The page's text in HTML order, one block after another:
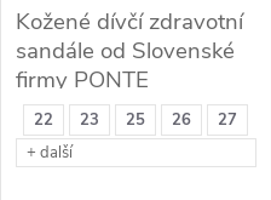
22 23 25 26
27
+ další
Kožené dívčí zdravotní
sandále od Slovenské
firmy PONTE